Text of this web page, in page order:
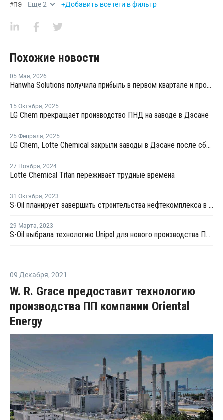
#ПЭ Еще2 +Добавить все теги в фильтр
Похожие новости
05 Мая, 2026
Hanwha Solutions получила прибыль в первом квартале и прогнозирует рост прибыли далее
15 Октября, 2025
LG Chem прекращает производство ПНД на заводе в Дэсане
25 Февраля, 2025
LG Chem, Lotte Chemical закрыли заводы в Дэсане после сбоя подачи электроэнергии
27 Ноября, 2024
Lotte Chemical Titan переживает трудные времена
31 Октября, 2023
S-Oil планирует завершить строительства нефтекомплекса в Ульсане в 2026 году
29 Марта, 2023
S-Oil выбрала технологию Unipol для нового производства ПЭ в Ульсане
09 Декабря, 2021
W. R. Grace предоставит технологию
производства ПП компании Oriental
Energy